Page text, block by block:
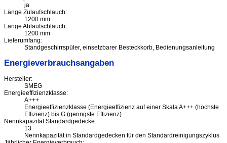
ja
Länge Zulaufschlauch:
1200 mm
Länge Ablaufschlauch:
1200 mm
Lieferumfang:
Standgeschirrspüler, einsetzbarer Besteckkorb, Bedienungsanleitung
Energieverbrauchsangaben
Hersteller:
SMEG
Energieeffizienzklasse:
A+++
Energieeffizienzklasse (Energieeffizienz auf einer Skala A+++ (höchste
Effizienz) bis G (geringste Effizienz)
Nennkapazität Standardgedecke:
13
Nennkapazität in Standardgedecken für den Standardreinigungszyklus